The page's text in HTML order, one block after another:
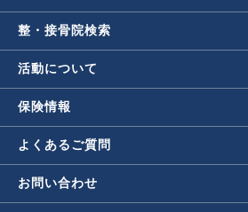
整・接骨院検索
活動について
保険情報
よくあるご質問
お問い合わせ